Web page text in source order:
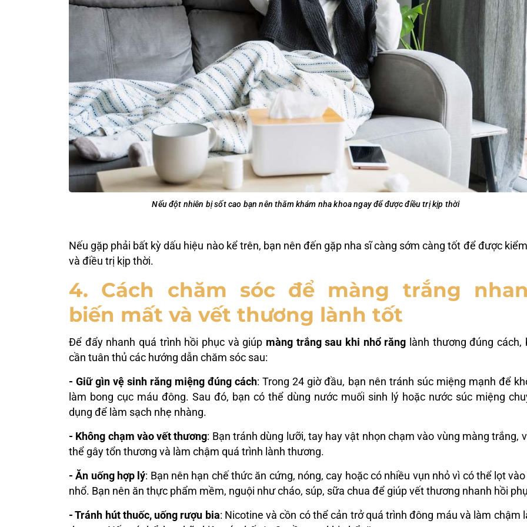
Nếu đột nhiên bị sốt cao bạn nên thăm khám nha khoa ngay để được điều trị kịp thời
Nếu gặp phải bất kỳ dấu hiệu nào kể trên, bạn nên đến gặp nha sĩ càng sớm càng tốt để được
và điều trị kịp thời.
4. Cách chăm sóc để màng trắng
biến mất và vết thương lành tốt
Để đẩy nhanh quá trình hồi phục và giúp màng trắng sau khi nhổ răng lành thương đúng cách,
cần tuân thủ các hướng dẫn chăm sóc sau:
- Giữ gìn vệ sinh răng miệng đúng cách: Trong 24 giờ đầu, bạn nên tránh súc miệng mạnh để
làm bong cục máu đông. Sau đó, bạn có thể dùng nước muối sinh lý hoặc nước súc miệng
dụng để làm sạch nhẹ nhàng.
- Không chạm vào vết thương: Bạn tránh dùng lưỡi, tay hay vật nhọn chạm vào vùng màng trắng,
thể gây tổn thương và làm chậm quá trình lành thương.
- Ăn uống hợp lý: Bạn nên hạn chế thức ăn cứng, nóng, cay hoặc có nhiều vụn nhỏ vì có thể lọt
nhổ. Bạn nên ăn thực phẩm mềm, nguội như cháo, súp, sữa chua để giúp vết thương nhanh hồi
- Tránh hút thuốc, uống rượu bia: Nicotine và cồn có thể cản trở quá trình đông máu và làm chậm